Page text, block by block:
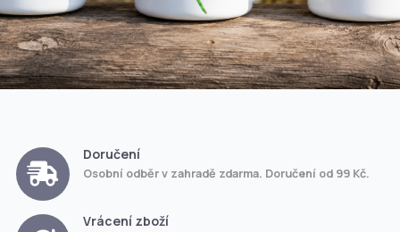
Doručení
Osobní odběr v zahradě zdarma. Doručení od 99 Kč.
Vrácení zboží